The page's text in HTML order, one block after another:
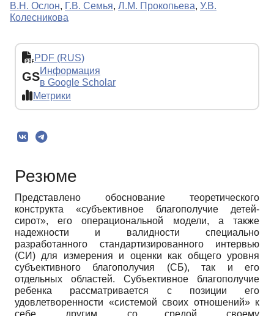
В.Н. Ослон, Г.В. Семья, Л.М. Прокопьева, У.В.
Колесникова
PDF (RUS)
GSИнформация
в Google Scholar
Метрики
Резюме
Представлено обоснование теоретического
конструкта «субъективное благополучие детей-
сирот», его операциональной модели, а также
надежности и валидности специально
разработанного стандартизированного интервью
(СИ) для измерения и оценки как общего уровня
субъективного благополучия (СБ), так и его
отдельных областей. Субъективное благополучие
ребенка рассматривается с позиции его
удовлетворенности «системой своих отношений» к